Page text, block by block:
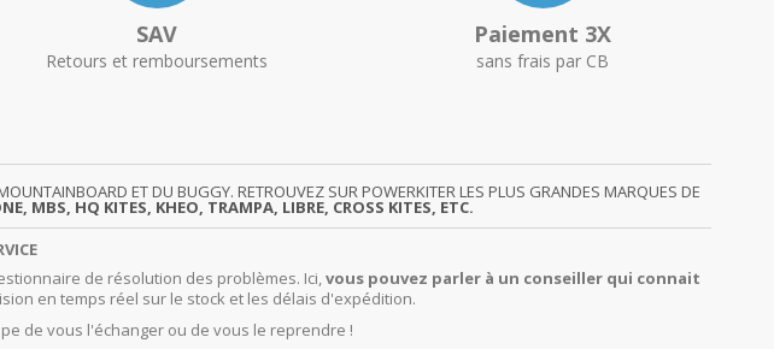
SAV
Retours et remboursements
Paiement 3X
sans frais par CB
ET DU BUGGY. RETROUVEZ SUR POWERKITER LES PLUS GRANDES MARQUES DE
MBS, HQ KITES, KHEO, TRAMPA, LIBRE, CROSS KITES, ETC.
de résolution des problèmes. Ici,vous pouvez parler à un conseiller qui connait
en temps réel sur le stock et les délais d'expédition.
de vous l'échanger ou de vous le reprendre !